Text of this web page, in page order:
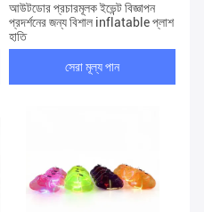
আউটডোর প্রচারমূলক ইভেন্ট বিজ্ঞাপন
প্রদর্শনের জন্য বিশাল inflatable প্লাশ
হাতি
সেরা মূল্য পান